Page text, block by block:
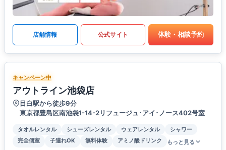
店舗情報 公式サイト 体験・相談予約
キャンペーン中
アウトライン池袋店
目白駅から徒歩9分
東京都豊島区南池袋1-14-2リフュージュ･アイ･ノース402号室
タオルレンタル シューズレンタル ウェアレンタル
シャワー
完全個室
子連れOK 無料体験 アミノ酸ドリンク もっと見る